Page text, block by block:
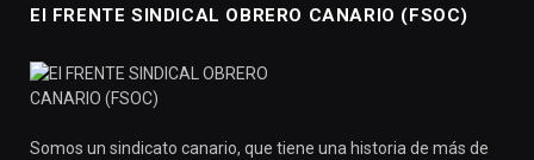
El FRENTE SINDICAL OBRERO CANARIO (FSOC)
Somos un sindicato canario, que tiene una historia de más de